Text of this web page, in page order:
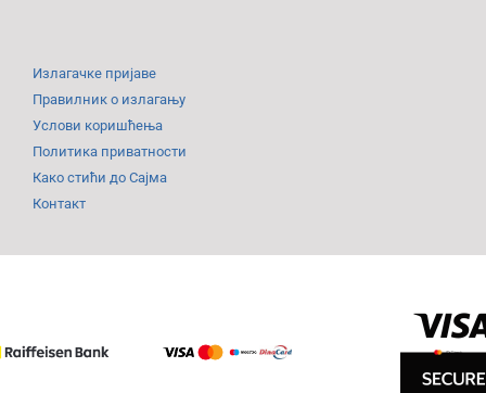
Излагачке пријаве
Правилник о излагању
Услови коришћења
Политика приватности
Како стићи до Сајма
Контакт